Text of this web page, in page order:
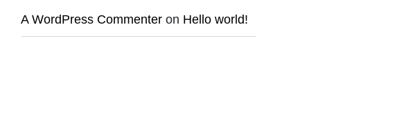
A WordPress Commenter on Hello world!